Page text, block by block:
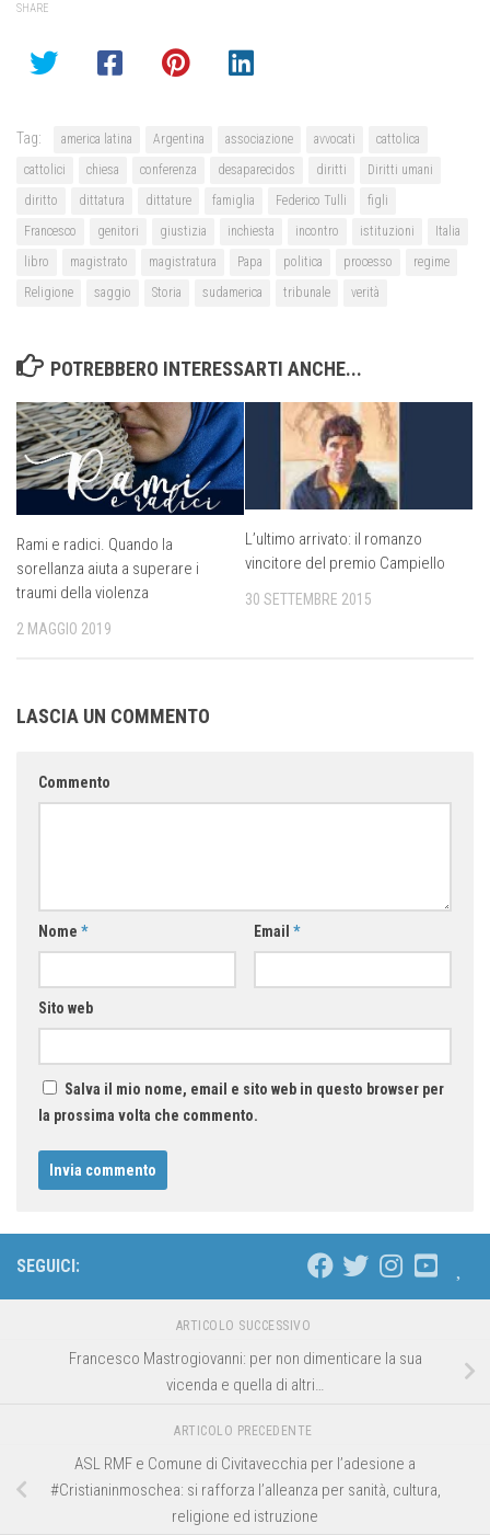
SHARE
Tag: america latina Argentina associazione avvocati
cattolica
cattolici
chiesa conferenza desaparecidos diritti
Diritti umani
diritto
dittatura dittature famiglia Federico Tulli
figli
Francesco
genitori giustizia inchiesta incontro istituzioni
Italia
libro
magistrato magistratura Papa politica processo
regime
Religione
saggio Storia sudamerica tribunale verità
POTREBBERO INTERESSARTI ANCHE...
Rami e radici. Quando la
sorellanza aiuta a superare i
traumi della violenza
2 MAGGIO 2019
L’ultimo arrivato: il romanzo
vincitore del premio Campiello
30 SETTEMBRE 2015
LASCIA UN COMMENTO
Commento
Nome * Email *
Sito web
Salva il mio nome, email e sito web in questo browser per
la prossima volta che commento.
SEGUICI:
ARTICOLO SUCCESSIVO
Francesco Mastrogiovanni: per non dimenticare la sua
vicenda e quella di altri…
ARTICOLO PRECEDENTE
ASL RMF e Comune di Civitavecchia per l’adesione a
#Cristianinmoschea: si rafforza l’alleanza per sanità, cultura,
religione ed istruzione